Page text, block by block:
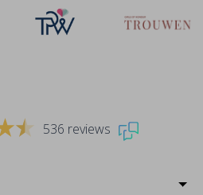
536 reviews